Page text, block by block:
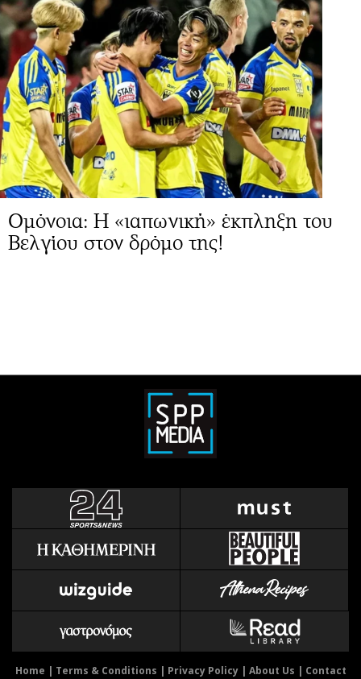
Ομόνοια: Η «ιαπωνική» έκπληξη του
Βελγίου στον δρόμο της!
Home | Terms & Conditions | Privacy Policy| About Us | Contact